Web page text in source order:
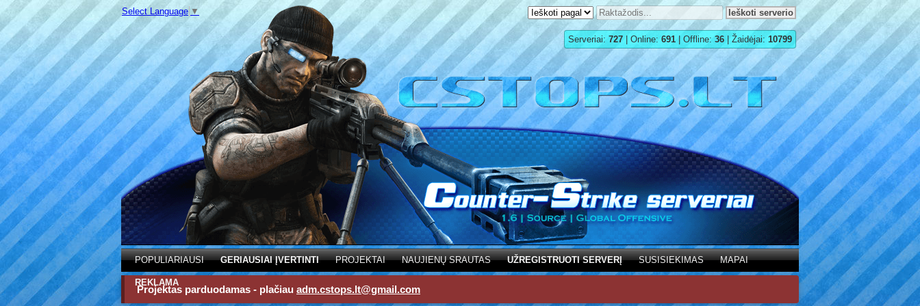
Select Language ▼
Serveriai: 727 | Online: 691 | Offline: 36 | Žaidėjai: 10799
POPULIARIAUSI GERIAUSIAI ĮVERTINTI PROJEKTAI NAUJIENŲ SRAUTAS UŽREGISTRUOTI SERVERĮ SUSISIEKIMAS MAPAI
REKLAMA
Projektas parduodamas - plačiau adm.cstops.lt@gmail.com